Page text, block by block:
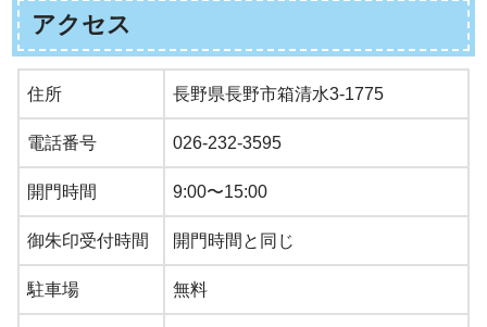
アクセス
住所 長野県長野市箱清水3-1775
電話番号 026-232-3595
開門時間 9:00〜15:00
御朱印受付時間 開門時間と同じ
駐車場 無料